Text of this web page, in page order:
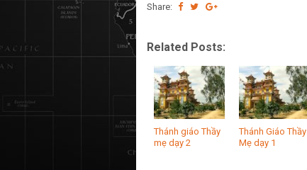
Share:
Related Posts:
Thánh giáo Thầy
mẹ dạy 2
Thánh Giáo Thầy
Mẹ dạy 1